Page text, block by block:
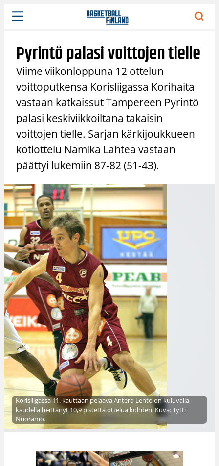
Siirry
sisältöön
Pyrintö palasi voittojen tielle
Viime viikonloppuna 12 ottelun
voittoputkensa Korisliigassa Korihaita
vastaan katkaissut Tampereen Pyrintö
palasi keskiviikkoiltana takaisin
voittojen tielle. Sarjan kärkijoukkueen
kotiottelu Namika Lahtea vastaan
päättyi lukemiin 87-82 (51-43).
Korisliigassa 11. kauttaan pelaava Antero Lehto on kuluvalla
kaudella heittänyt 10,9 pistettä ottelua kohden. Kuva: Tytti
Nuoramo.